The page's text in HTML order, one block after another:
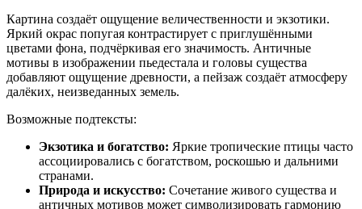
Картина создаёт ощущение величественности и экзотики.
Яркий окрас попугая контрастирует с приглушёнными
цветами фона, подчёркивая его значимость. Античные
мотивы в изображении пьедестала и головы существа
добавляют ощущение древности, а пейзаж создаёт атмосферу
далёких, неизведанных земель.
Возможные подтексты:
Экзотика и богатство: Яркие тропические птицы часто
ассоциировались с богатством, роскошью и дальними
странами.
Природа и искусство: Сочетание живого существа и
античных мотивов может символизировать гармонию